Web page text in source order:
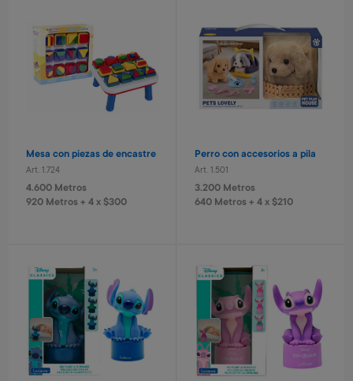
Mesa con piezas de encastre
Art. 1.724
4.600 Metros
920 Metros + 4 x $300
Perro con accesorios a pila
Art. 1.501
3.200 Metros
640 Metros + 4 x $210